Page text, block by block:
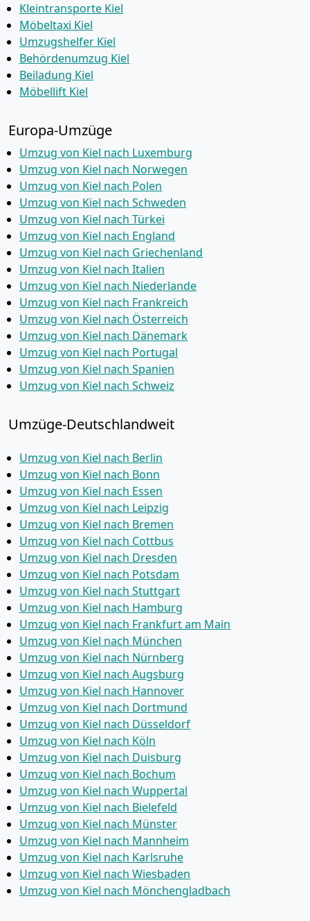
Kleintransporte Kiel
Möbeltaxi Kiel
Umzugshelfer Kiel
Behördenumzug Kiel
Beiladung Kiel
Möbellift Kiel
Europa-Umzüge
Umzug von Kiel nach Luxemburg
Umzug von Kiel nach Norwegen
Umzug von Kiel nach Polen
Umzug von Kiel nach Schweden
Umzug von Kiel nach Türkei
Umzug von Kiel nach England
Umzug von Kiel nach Griechenland
Umzug von Kiel nach Italien
Umzug von Kiel nach Niederlande
Umzug von Kiel nach Frankreich
Umzug von Kiel nach Österreich
Umzug von Kiel nach Dänemark
Umzug von Kiel nach Portugal
Umzug von Kiel nach Spanien
Umzug von Kiel nach Schweiz
Umzüge-Deutschlandweit
Umzug von Kiel nach Berlin
Umzug von Kiel nach Bonn
Umzug von Kiel nach Essen
Umzug von Kiel nach Leipzig
Umzug von Kiel nach Bremen
Umzug von Kiel nach Cottbus
Umzug von Kiel nach Dresden
Umzug von Kiel nach Potsdam
Umzug von Kiel nach Stuttgart
Umzug von Kiel nach Hamburg
Umzug von Kiel nach Frankfurt am Main
Umzug von Kiel nach München
Umzug von Kiel nach Nürnberg
Umzug von Kiel nach Augsburg
Umzug von Kiel nach Hannover
Umzug von Kiel nach Dortmund
Umzug von Kiel nach Düsseldorf
Umzug von Kiel nach Köln
Umzug von Kiel nach Duisburg
Umzug von Kiel nach Bochum
Umzug von Kiel nach Wuppertal
Umzug von Kiel nach Bielefeld
Umzug von Kiel nach Münster
Umzug von Kiel nach Mannheim
Umzug von Kiel nach Karlsruhe
Umzug von Kiel nach Wiesbaden
Umzug von Kiel nach Mönchen­gladbach